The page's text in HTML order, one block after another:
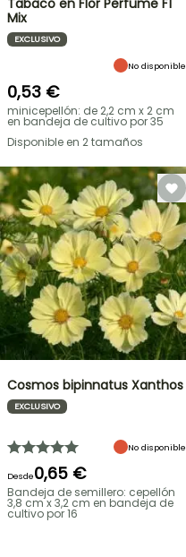
Tabaco en Flor Perfume F1
Mix
EXCLUSIVO
No disponible
0,53 €
minicepellón: de 2,2 cm x 2 cm
en bandeja de cultivo por 35
Disponible en 2 tamaños
Cosmos bipinnatus Xanthos
EXCLUSIVO
No disponible
Desde0,65 €
Bandeja de semillero: cepellón
3,8 cm x 3,2 cm en bandeja de
cultivo por 16